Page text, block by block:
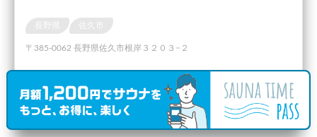
佐久市
〒385-0062 長野県佐久市根岸３２０３−２
口コミをご投稿する